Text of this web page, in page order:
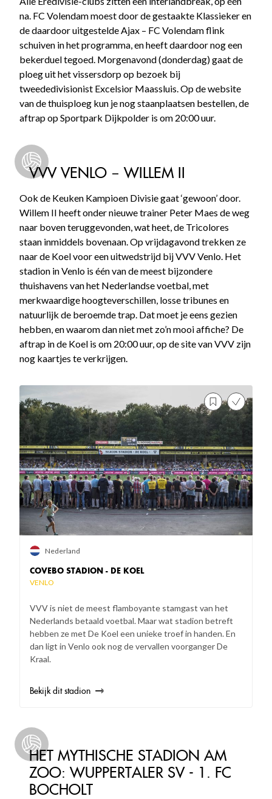
na. FC Volendam moest door de gestaakte Klassieker en
de daardoor uitgestelde Ajax – FC Volendam flink
schuiven in het programma, en heeft daardoor nog een
bekerduel tegoed. Morgenavond (donderdag) gaat de
ploeg uit het vissersdorp op bezoek bij
tweededivisionist Excelsior Maassluis. Op de website
van de thuisploeg kun je nog staanplaatsen bestellen, de
aftrap op Sportpark Dijkpolder is om 20:00 uur.
VVV VENLO – WILLEM II
Ook de Keuken Kampioen Divisie gaat ‘gewoon’ door.
Willem II heeft onder nieuwe trainer Peter Maes de weg
naar boven teruggevonden, wat heet, de Tricolores
staan inmiddels bovenaan. Op vrijdagavond trekken ze
naar de Koel voor een uitwedstrijd bij VVV Venlo. Het
stadion in Venlo is één van de meest bijzondere
thuishavens van het Nederlandse voetbal, met
merkwaardige hoogteverschillen, losse tribunes en
natuurlijk de beroemde trap. Dat moet je eens gezien
hebben, en waarom dan niet met zo’n mooi affiche? De
aftrap in de Koel is om 20:00 uur, op de site van VVV zijn
nog kaartjes te verkrijgen.
COVEBO STADION - DE KOEL
VENLO
VVV is niet de meest flamboyante stamgast van het
Nederlands betaald voetbal. Maar wat stadion betreft
hebben ze met De Koel een unieke troef in handen. En
dan ligt in Venlo ook nog de vervallen voorganger De
Kraal.
Nederland
Bekijk dit stadion
HET MYTHISCHE STADION AM
ZOO: WUPPERTALER SV - 1. FC
BOCHOLT